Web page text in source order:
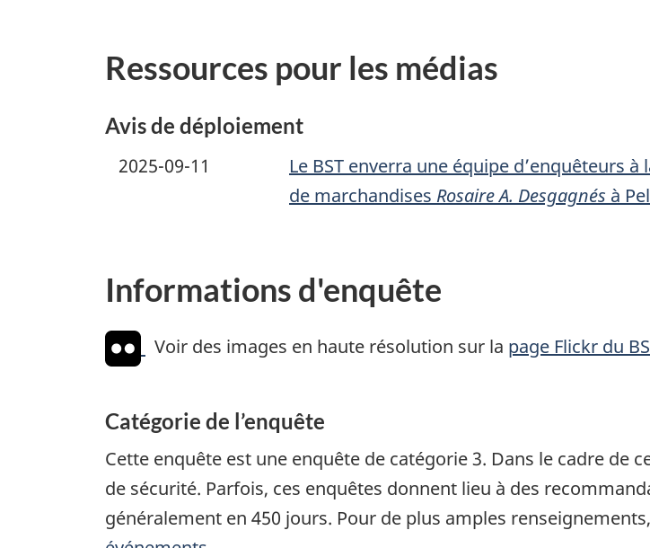
Ressources pour les médias
Avis de déploiement
2025-09-11
Le BST enverra une équipe d’enquêteurs
de marchandises Rosaire A. Desgagnés à
Informations d'enquête
Voir des images en haute résolution sur la page Flickr du
Catégorie de l’enquête
Cette enquête est une enquête de catégorie 3. Dans le cadre de
de sécurité. Parfois, ces enquêtes donnent lieu à des
généralement en 450 jours. Pour de plus amples